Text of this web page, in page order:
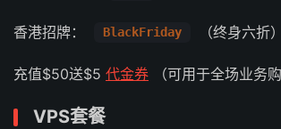
香港招牌： BlackFriday （终身六折）
充值$50送$5 代金券 （可用于全场业务
VPS套餐